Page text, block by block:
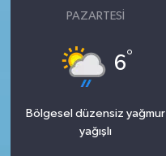
PAZARTESI
6°
Bölgesel düzensiz yağmur
yağışlı